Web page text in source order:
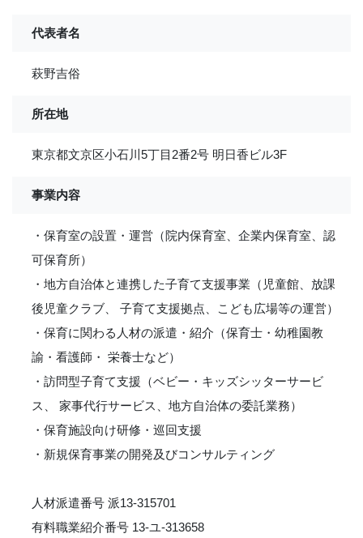
代表者名
萩野吉俗
所在地
東京都文京区小石川5丁目2番2号 明日香ビル3F
事業内容
・保育室の設置・運営（院内保育室、企業内保育室、認
可保育所）
・地方自治体と連携した子育て支援事業（児童館、放課
後児童クラブ、 子育て支援拠点、こども広場等の運営）
・保育に関わる人材の派遣・紹介（保育士・幼稚園教
諭・看護師・ 栄養士など）
・訪問型子育て支援（ベビー・キッズシッターサービ
ス、 家事代行サービス、地方自治体の委託業務）
・保育施設向け研修・巡回支援
・新規保育事業の開発及びコンサルティング
人材派遣番号 派13-315701
有料職業紹介番号 13-ユ-313658